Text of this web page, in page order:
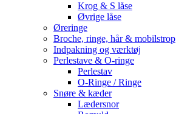
Krog & S låse
Øvrige låse
Øreringe
Broche, ringe, hår & mobilstrop
Indpakning og værktøj
Perlestave & O-ringe
Perlestav
O-Ringe / Ringe
Snøre & kæder
Lædersnor